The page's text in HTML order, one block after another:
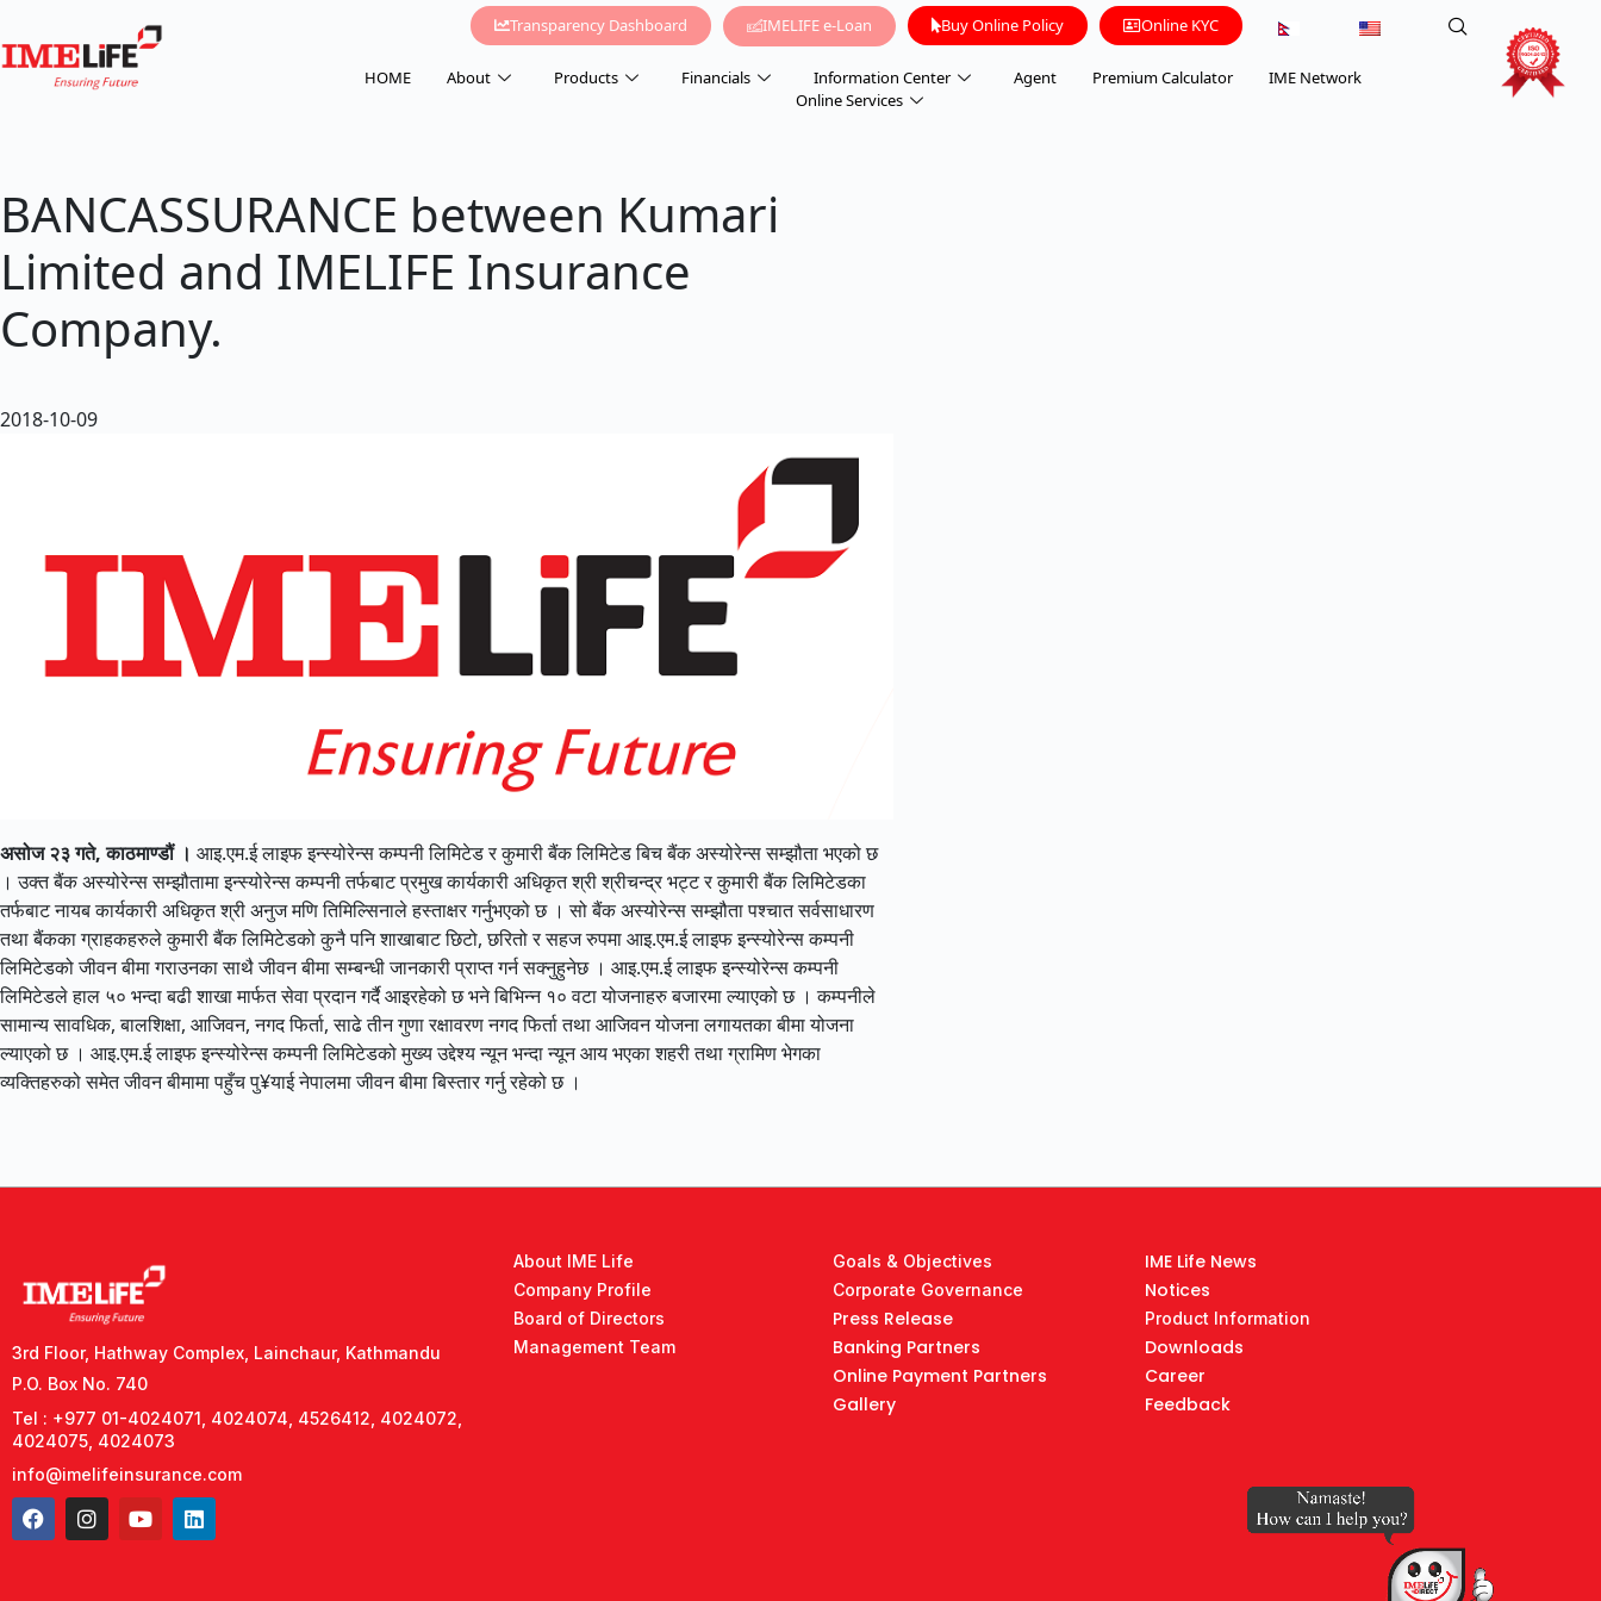
Transparency Dashboard IMELIFE e-Loan Buy Online Policy Online KYC
HOME About Products Financials Information Center Agent Premium Calculator
IME Network
Online Services
BANCASSURANCE between Kumari
Limited and IMELIFE Insurance
Company.
2018-10-09
असोज २३ गते, काठमाण्डौं । आइ.एम.ई लाइफ इन्स्योरेन्स कम्पनी लिमिटेड र कुमारी बैंक लिमिटेड बिच बैंक अस्योरेन्स सम्झौता भएको छ
। उक्त बैंक अस्योरेन्स सम्झौतामा इन्स्योरेन्स कम्पनी तर्फबाट प्रमुख कार्यकारी अधिकृत श्री श्रीचन्द्र भट्ट र कुमारी बैंक लिमिटेडका
तर्फबाट नायब कार्यकारी अधिकृत श्री अनुज मणि तिमिल्सिनाले हस्ताक्षर गर्नुभएको छ । सो बैंक अस्योरेन्स सम्झौता पश्चात सर्वसाधारण
तथा बैंकका ग्राहकहरुले कुमारी बैंक लिमिटेडको कुनै पनि शाखाबाट छिटो, छरितो र सहज रुपमा आइ.एम.ई लाइफ इन्स्योरेन्स कम्पनी
लिमिटेडको जीवन बीमा गराउनका साथै जीवन बीमा सम्बन्धी जानकारी प्राप्त गर्न सक्नुहुनेछ । आइ.एम.ई लाइफ इन्स्योरेन्स कम्पनी
लिमिटेडले हाल ५० भन्दा बढी शाखा मार्फत सेवा प्रदान गर्दै आइरहेको छ भने बिभिन्न १० वटा योजनाहरु बजारमा ल्याएको छ । कम्पनीले
सामान्य सावधिक, बालशिक्षा, आजिवन, नगद फिर्ता, साढे तीन गुणा रक्षावरण नगद फिर्ता तथा आजिवन योजना लगायतका बीमा योजना
ल्याएको छ । आइ.एम.ई लाइफ इन्स्योरेन्स कम्पनी लिमिटेडको मुख्य उद्देश्य न्यून भन्दा न्यून आय भएका शहरी तथा ग्रामिण भेगका
व्यक्तिहरुको समेत जीवन बीमामा पहुँच पु¥याई नेपालमा जीवन बीमा बिस्तार गर्नु रहेको छ ।
3rd Floor, Hathway Complex, Lainchaur, Kathmandu
P.O. Box No. 740
Tel : +977 01-4024071, 4024074, 4526412, 4024072,
4024075, 4024073
info@imelifeinsurance.com
About IME Life
Company Profile
Board of Directors
Management Team
Goals & Objectives
Corporate Governance
Press Release
Banking Partners
Online Payment Partners
Gallery
IME Life News
Notices
Product Information
Downloads
Career
Feedback